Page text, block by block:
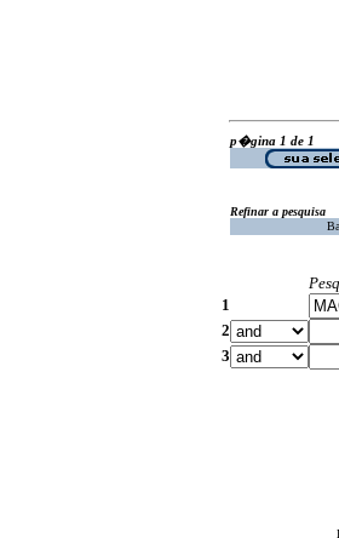
p�gina 1 de 1
Refinar a pesquisa
1
2
3